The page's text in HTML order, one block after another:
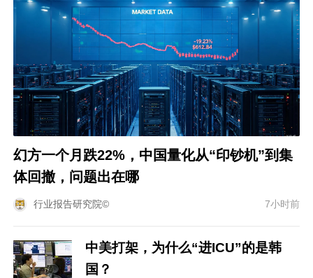
幻方一个月跌22%，中国量化从“印钞机”到集
体回撤，问题出在哪
行业报告研究院© 7小时前
中美打架，为什么“进ICU”的是韩
国？